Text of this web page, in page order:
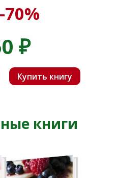
Купить книгу
₽
-70%
книги